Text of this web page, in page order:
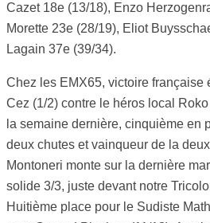
Cazet 18e (13/18), Enzo
Morette 23e (28/19), Eliot
Lagain 37e (39/34).
Chez les EMX65, victoire française
Cez (1/2) contre le héros local
la semaine dernière, cinquième en
deux chutes et vainqueur de la
Montoneri monte sur la dernière
solide 3/3, juste devant notre
Huitième place pour le Sudiste